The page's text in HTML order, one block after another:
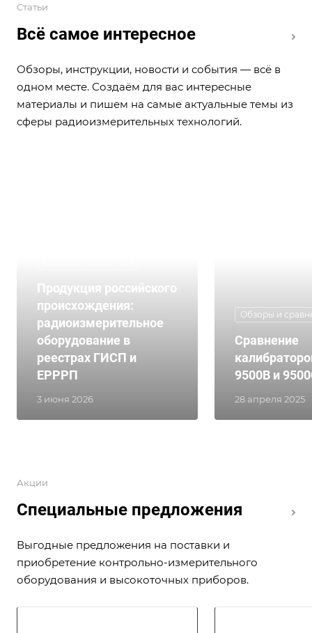
Статьи
Всё самое интересное
Обзоры, инструкции, новости и события — всё в
одном месте. Создаём для вас интересные
материалы и пишем на самые актуальные темы из
сферы радиоизмерительных технологий.
3 июня 2026
Продукция российского
происхождения:
радиоизмерительное
оборудование в
реестрах ГИСП и
ЕРРРП
Обзоры и
28 апреля 2025
Сравнение
9500B и
Акции
Специальные предложения
Выгодные предложения на поставки и
приобретение контрольно-измерительного
оборудования и высокоточных приборов.